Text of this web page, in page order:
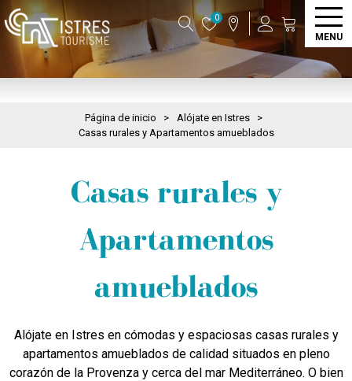
0
MENU
Página de inicio > Alójate en Istres
>
Casas rurales y Apartamentos amueblados
Casas rurales y
Apartamentos
amueblados
Alójate en Istres en cómodas y espaciosas casas rurales y
apartamentos amueblados de calidad situados en pleno
corazón de la Provenza y cerca del mar Mediterráneo. O bien